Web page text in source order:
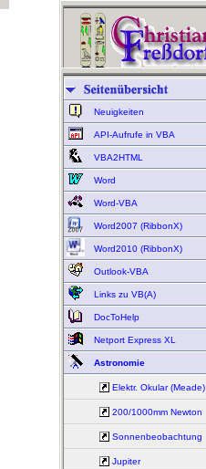
Neuigkeiten
API-Aufrufe in VBA
VBA2HTML
Word
Word-VBA
Word2007 (RibbonX)
Word2010 (RibbonX)
Outlook-VBA
Links zu VB(A)
DocToHelp
Netport Express XL
Astronomie
Elektr. Okular (Meade)
200/1000mm Newton
Sonnenbeobachtung
Jupiter